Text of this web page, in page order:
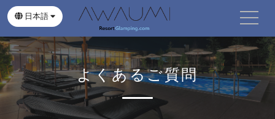
日本語
English
繁體中文
よくあるご質問